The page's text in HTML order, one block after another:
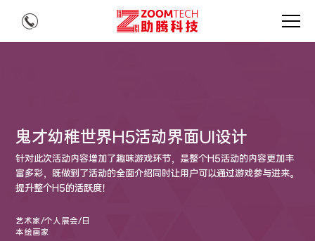
鬼才幼稚世界H5活动界面UI设计
针对此次活动内容增加了趣味游戏环节，是整个H5活动的内容更加丰
富多彩，既做到了活动的全面介绍同时让用户可以通过游戏参与进来。
提升整个H5的活跃度！
艺术家/个人展会/日
本绘画家